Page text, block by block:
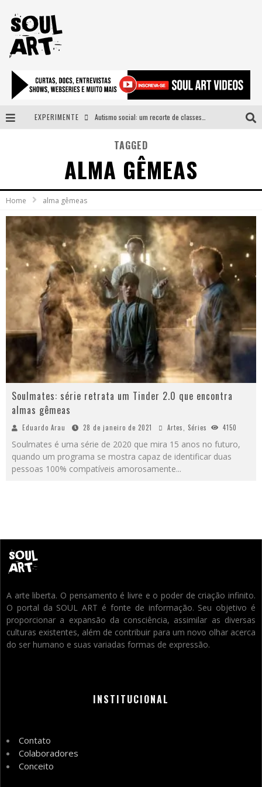
EXPERIMENTE
A subida da rampa é diferente!
Faça o bem! Mas, sem olhar a quem!?
Novo single de Arnaldo Tifu, “De Testa” explora brasilidade em sons, cores e símbolos
TAGGED
ALMA GÊMEAS
Home alma gêmeas
Soulmates: série retrata um Tinder 2.0 que encontra
almas gêmeas
Eduardo Arau 28 de janeiro de 2021 Artes, Séries 4150
Soulmates é uma série de 2020 que mira 15 anos no futuro,
quando um programa se mostra capaz de identificar duas
pessoas 100% compatíveis amorosamente...
A arte liberta. O pensamento é livre e o poder de criação infinito.
O portal da SOUL ART é fonte de informação. Seu objetivo é
proporcionar a expansão da consciência, assimilar as diversas
culturas existentes, além de contribuir para um novo olhar acerca
do ser humano e suas variadas formas de expressão.
INSTITUCIONAL
Contato
Colaboradores
Conceito